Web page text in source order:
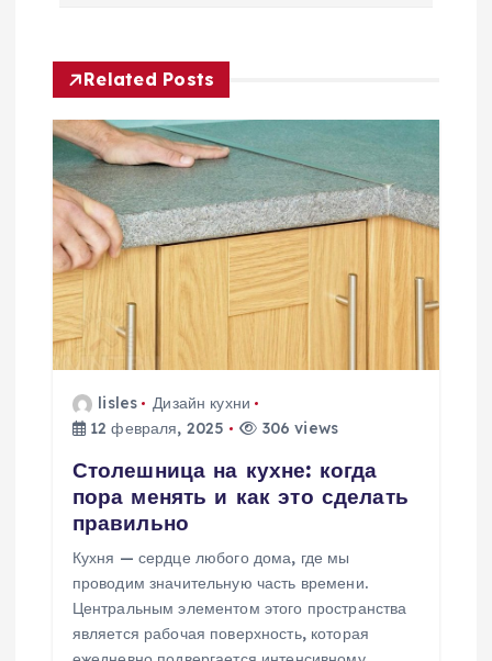
г
а
ц
и
я
п
Related Posts
lisles
Дизайн кухни
12 февраля, 2025
306 views
Столешница на кухне: когда
пора менять и как это сделать
правильно
Кухня — сердце любого дома, где мы
проводим значительную часть времени.
Центральным элементом этого пространства
является рабочая поверхность, которая